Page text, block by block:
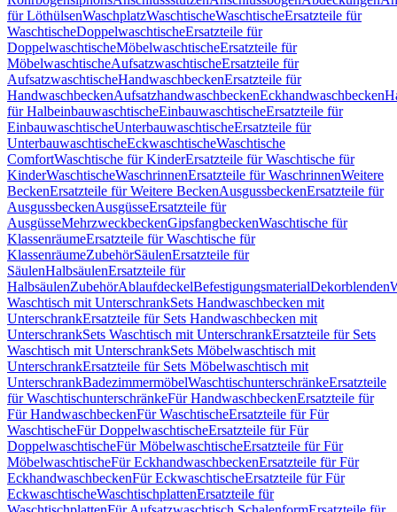
für LöthülsenWaschplatzWaschtischeWaschtischeErsatzteile für
WaschtischeDoppelwaschtischeErsatzteile für
DoppelwaschtischeMöbelwaschtischeErsatzteile für
MöbelwaschtischeAufsatzwaschtischeErsatzteile für
AufsatzwaschtischeHandwaschbeckenErsatzteile für
HandwaschbeckenAufsatzhandwaschbeckenEckhandwaschbecken
für HalbeinbauwaschtischeEinbauwaschtischeErsatzteile für
EinbauwaschtischeUnterbauwaschtischeErsatzteile für
UnterbauwaschtischeEckwaschtischeWaschtische
ComfortWaschtische für KinderErsatzteile für Waschtische für
KinderWaschtischeWaschrinnenErsatzteile für WaschrinnenWeitere
BeckenErsatzteile für Weitere BeckenAusgussbeckenErsatzteile für
AusgussbeckenAusgüsseErsatzteile für
AusgüsseMehrzweckbeckenGipsfangbeckenWaschtische für
KlassenräumeErsatzteile für Waschtische für
KlassenräumeZubehörSäulenErsatzteile für
SäulenHalbsäulenErsatzteile für
HalbsäulenZubehörAblaufdeckelBefestigungsmaterialDekorblenden
Waschtisch mit UnterschrankSets Handwaschbecken mit
UnterschrankErsatzteile für Sets Handwaschbecken mit
UnterschrankSets Waschtisch mit UnterschrankErsatzteile für Sets
Waschtisch mit UnterschrankSets Möbelwaschtisch mit
UnterschrankErsatzteile für Sets Möbelwaschtisch mit
UnterschrankBadezimmermöbelWaschtischunterschränkeErsatzteile
für WaschtischunterschränkeFür HandwaschbeckenErsatzteile für
Für HandwaschbeckenFür WaschtischeErsatzteile für Für
WaschtischeFür DoppelwaschtischeErsatzteile für Für
DoppelwaschtischeFür MöbelwaschtischeErsatzteile für Für
MöbelwaschtischeFür EckhandwaschbeckenErsatzteile für Für
EckhandwaschbeckenFür EckwaschtischeErsatzteile für Für
EckwaschtischeWaschtischplattenErsatzteile für